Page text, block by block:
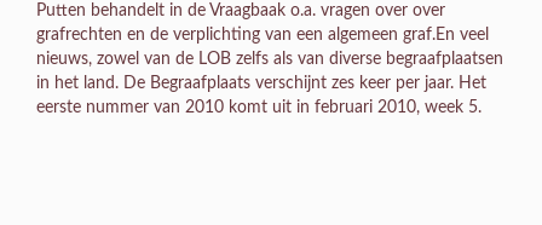
Putten behandelt in de Vraagbaak o.a. vragen over over
grafrechten en de verplichting van een algemeen graf.En veel
nieuws, zowel van de LOB zelfs als van diverse begraafplaatsen
in het land. De Begraafplaats verschijnt zes keer per jaar. Het
eerste nummer van 2010 komt uit in februari 2010, week 5.